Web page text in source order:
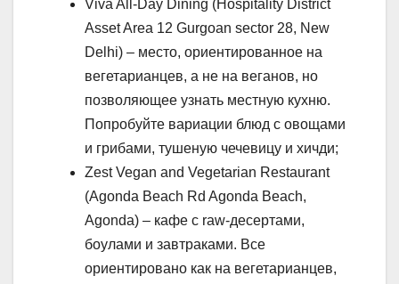
Viva All-Day Dining (Hospitality District
Asset Area 12 Gurgoan sector 28, New
Delhi) – место, ориентированное на
вегетарианцев, а не на веганов, но
позволяющее узнать местную кухню.
Попробуйте вариации блюд с овощами
и грибами, тушеную чечевицу и хичди;
Zest Vegan and Vegetarian Restaurant
(Agonda Beach Rd Agonda Beach,
Agonda) – кафе с raw-десертами,
боулами и завтраками. Все
ориентировано как на вегетарианцев,